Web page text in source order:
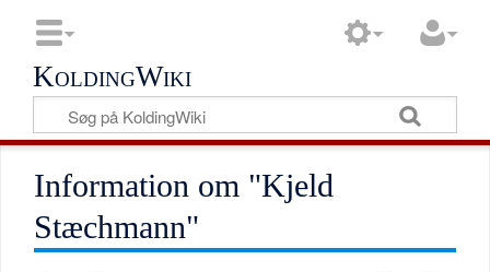
KoldingWiki
Information om "Kjeld
Stæchmann"